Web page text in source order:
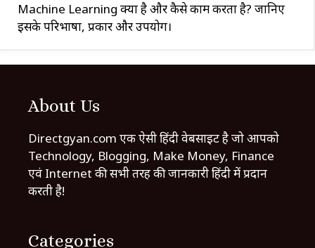
Machine Learning क्या है और कैसे काम करता है? जानिए
इसके परिभाषा, प्रकार और उपयोग।
About Us
Directgyan.com एक ऐसी हिंदी वेबसाइट है जो आपको
Technology, Blogging, Make Money, Finance
एवं Internet की सभी तरह की जानकारी हिंदी में प्रदान
करती है!
Categories